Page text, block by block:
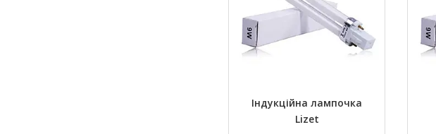
Індукційна лампочка
Lizet